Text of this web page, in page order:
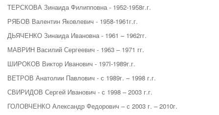
ТЕРСКОВА Зинаида Филипповна - 1952-1958г.г.
РЯБОВ Валентин Яковлевич - 1958-1961г.г.
ДЬЯЧЕНКО Зинаида Ивановна - 1961 – 1962гг.
МАВРИН Василий Сергеевич - 1963 – 1971 гг.
ШИРОКОВ Виктор Иванович - 197I-1989г.г.
ВЕТРОВ Анатолии Павлович - с 1989г. – 1998 г.г.
СВИРИДОВ Сергей Иванович - с 1998 – 2003 г.г.
ГОЛОВЧЕНКО Александр Федорович – с 2003 г. – 2010г.